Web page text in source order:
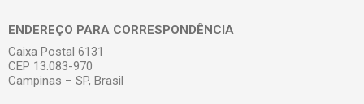
ENDEREÇO PARA CORRESPONDÊNCIA
Caixa Postal 6131
CEP 13.083-970
Campinas – SP, Brasil